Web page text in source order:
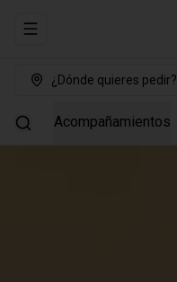
Abrir menu de navegación
¿Dónde quieres pedir?
Acompañamientos